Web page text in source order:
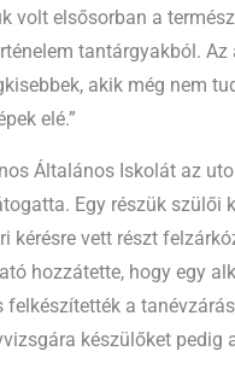
volt elsősorban a
tantárgyakból.
akik még nem
elé.”
Általános Iskolát az
Egy részük szülői
kérésre vett részt
hozzátette, hogy egy
felkészítették a
készülőket pedig